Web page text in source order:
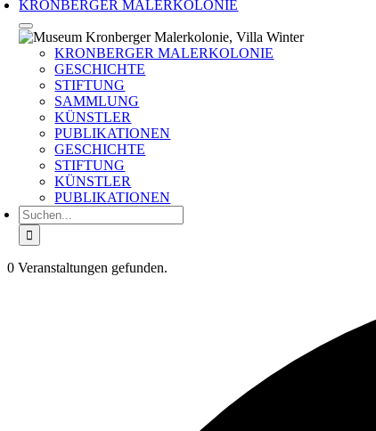
KRONBERGER MALERKOLONIE
KRONBERGER MALERKOLONIE
GESCHICHTE
STIFTUNG
SAMMLUNG
KÜNSTLER
PUBLIKATIONEN
GESCHICHTE
STIFTUNG
KÜNSTLER
PUBLIKATIONEN
Suche
nach:
0 Veranstaltungen gefunden.